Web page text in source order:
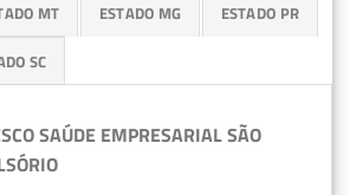
MT ESTADO MG ESTADO PR
SC
SAÚDE EMPRESARIAL SÃO